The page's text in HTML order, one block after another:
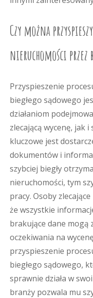
Czy można
nieruchomości przez
Przyspieszenie
biegłego sądowego
działaniom
zlecającą wycenę, jak
kluczowe jest
dokumentów i
szybciej biegły
nieruchomości, tym
pracy. Osoby
że wszystkie
brakujące dane mogą
oczekiwania na
przyspieszenie
biegłego sądowego,
sprawnie działa w
branży pozwala mu